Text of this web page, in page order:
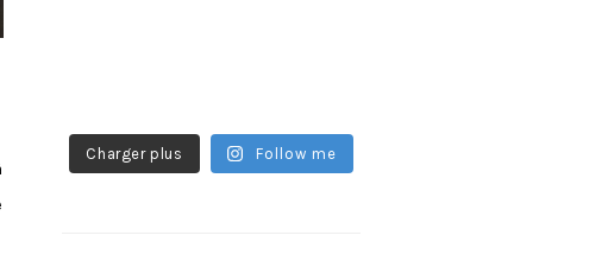
Charger plus Follow me